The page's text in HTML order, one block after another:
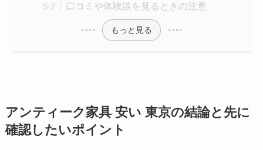
口コミや体験談を見るときの注意
もっと見る
アンティーク家具 安い 東京の結論と先に
確認したいポイント